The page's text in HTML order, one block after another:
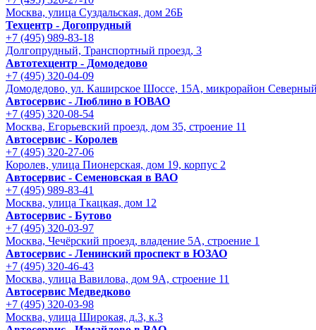
Москва, улица Суздальская, дом 26Б
Техцентр - Догопрудный
+7 (495) 989-83-18
Долгопрудный, Транспортный проезд, 3
Автотехцентр - Домодедово
+7 (495) 320-04-09
Домодедово, ул. Каширское Шоссе, 15А, микрорайон
Автосервис - Люблино в ЮВАО
+7 (495) 320-08-54
Москва, Егорьевский проезд, дом 35, строение 11
Автосервис - Королев
+7 (495) 320-27-06
Королев, улица Пионерская, дом 19, корпус 2
Автосервис - Семеновская в ВАО
+7 (495) 989-83-41
Москва, улица Ткацкая, дом 12
Автосервис - Бутово
+7 (495) 320-03-97
Москва, Чечёрский проезд, владение 5А, строение 1
Автосервис - Ленинский проспект в ЮЗАО
+7 (495) 320-46-43
Москва, улица Вавилова, дом 9A, строение 11
Автосервис Медведково
+7 (495) 320-03-98
Москва, улица Широкая, д.3, к.3